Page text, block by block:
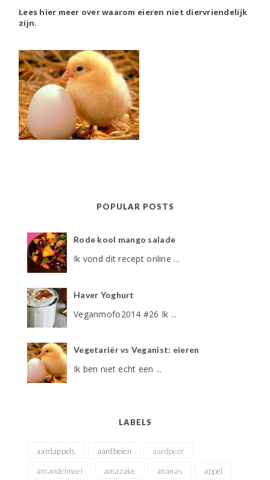
Lees hier meer over waarom eieren niet diervriendelijk
zijn.
POPULAR POSTS
Rode kool mango salade
Ik vond dit recept online ...
Haver Yoghurt
Veganmofo2014 #26 Ik ...
Vegetariër vs Veganist: eieren
Ik ben niet echt een ...
LABELS
aardappels aardbeien aardpeer
amandelmeel amazake ananas appel